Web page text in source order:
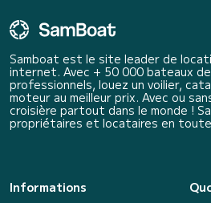
Samboat est le site leader de
internet. Avec + 50 000 bateaux
professionnels, louez un voilier,
moteur au meilleur prix. Avec ou
croisière partout dans le monde !
propriétaires et locataires en
Informations